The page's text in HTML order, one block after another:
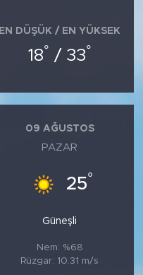
EN DÜŞÜK / EN YÜKSEK
18° / 33°
09 AĞUSTOS
PAZAR
25°
Güneşli
Nem: %68
Rüzgar: 10.31 m/s